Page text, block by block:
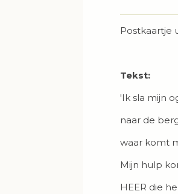
Postkaartje
Tekst:
'Ik sla mijn
naar de
waar komt
Mijn hulp
HEER die